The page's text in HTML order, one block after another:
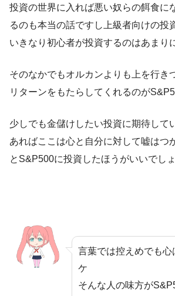
投資の世界に入れば悪い奴らの餌食に
るのも本当の話ですし上級者向けの投
いきなり初心者が投資するのはあまり
そのなかでもオルカンよりも上を行き
リターンをもたらしてくれるのが
少しでも金儲けしたい投資に期待して
あればここは心と自分に対して嘘はつ
とS&P500に投資したほうがいいでしょ
言葉では控えめでも心
ケ
そんな人の味方が